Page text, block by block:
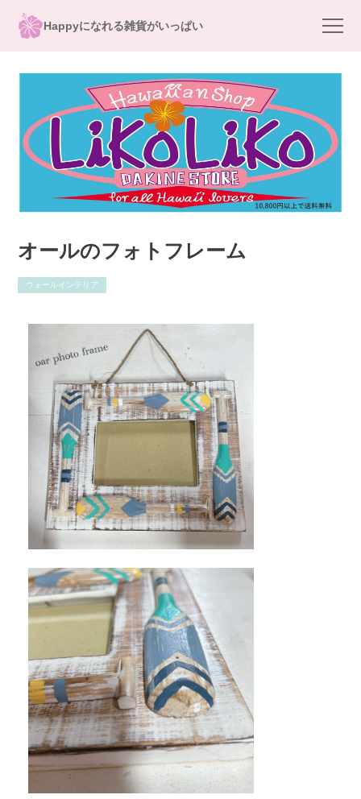
Happyになれる雑貨がいっぱい
オールのフォトフレーム
ウォールインテリア